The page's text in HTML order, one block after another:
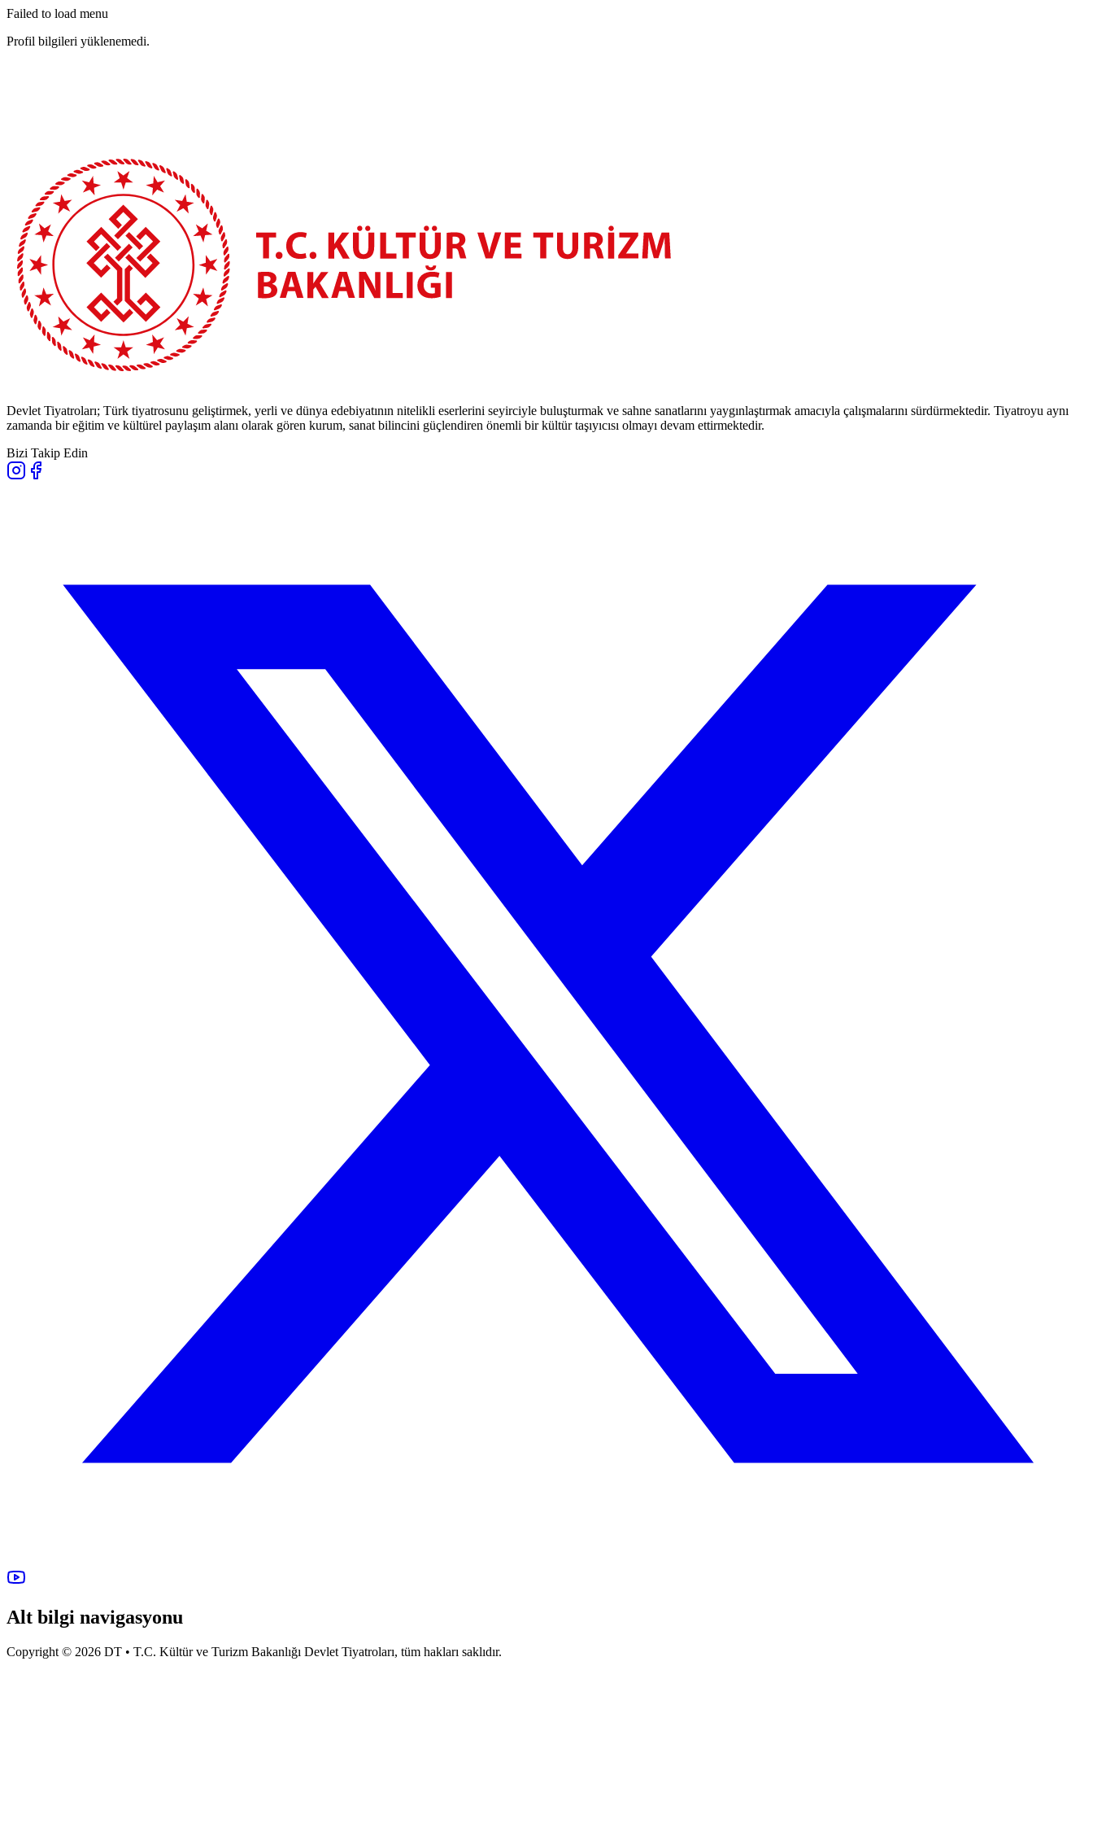
Failed to load menu
Profil bilgileri yüklenemedi.
Devlet Tiyatroları; Türk tiyatrosunu geliştirmek, yerli ve dünya edebiyatının nitelikli eserlerini seyirciyle buluşturmak ve sahne sanatlarını yaygınlaştırmak amacıyla çalışmalarını sürdürmektedir. Tiyatroyu aynı
zamanda bir eğitim ve kültürel paylaşım alanı olarak gören kurum, sanat bilincini güçlendiren önemli bir kültür taşıyıcısı olmayı devam ettirmektedir.
Bizi Takip Edin
Alt bilgi navigasyonu
Copyright © 2026 DT • T.C. Kültür ve Turizm Bakanlığı Devlet Tiyatroları, tüm hakları saklıdır.